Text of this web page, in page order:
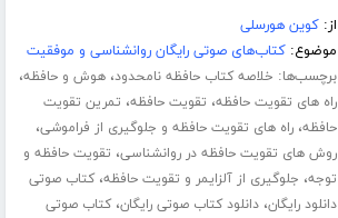
از:کوین هورسلی
موضوع:کتاب‌های صوتی رایگان روانشناسی و موفقیت
برچسب‌ها: خلاصه کتاب حافظه نامحدود،هوش و حافظه،
راه های تقویت حافظه، تقویت حافظه، تمرین تقویت
حافظه،راه های تقویت حافظه و جلوگیری از فراموشی،
روش های تقویت حافظه در روانشناسی، تقویت حافظه و
توجه، جلوگیری از آلزایمر و تقویت حافظه،کتاب صوتی
دانلود رایگان،دانلود کتاب صوتی رایگان،کتاب صوتی